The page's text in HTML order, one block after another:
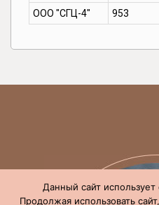
ООО "СГЦ-4"
953
Данный сайт
Продолжая использовать